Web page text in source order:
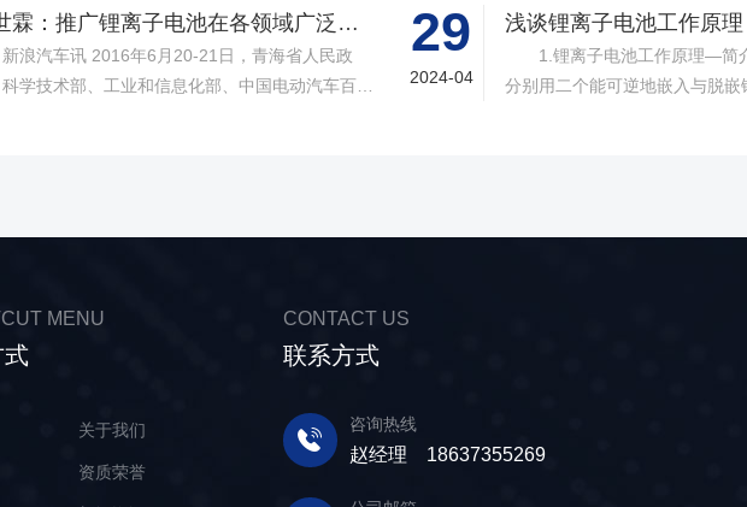
意兴隆，家庭幸福在新的一年里，我司会更加努
给你们提供更优*质的服务! 结合我司的具体情
司春节放假时间安排如下春节放假时间:2024年
2月7日(腊月二十三-正月初十) 2025年2月8
工艺参差不齐，制造标准还达不
用的锂电池都是串联或并联在一
决不好，那么所生产的锂电池
动汽车。 其次是知识产权问
材料认证环节上目前还存在一
国目前在锂电隔膜产业方面也取
如此，我们仍然有很长的路要走
相信我国锂电池研究工作的前景
黄世霖：推广锂离子电池在各领域广泛应用
年6月20-21日，青海省人民政
学技术部、工业和信息化部、中国电动汽车百人
分为高峰论坛和圆桌会议两部分。高峰论坛的主
合作及如何构建可持续发展的锂产业新生态。
：各位朋友，各位领导，下午好!我是来自青海
新能源科技有限公司是宁德时代新能源科技有限
全资子公司。我今天演讲的题目是，“大力推广
电池在各个领域的广泛应用”，介绍我们如何利
29
2024-04
浅谈锂离子电池工作原理
1.锂离子电池工作原理—
分别用二个能可逆地嵌入与脱嵌
中锂永远以锂离子的形态出现
蓄电池的替代产品，电池的主要
质、隔膜以及外壳。 正极---
离子电池阴极。 负极----材料
近锂电位的可嵌入锂化合物，如
墨、合成石墨、碳纤维、中间相
MENU
式
关于我们
资质荣誉
CONTACT US
联系方式
咨询热线
赵经理 18637355269